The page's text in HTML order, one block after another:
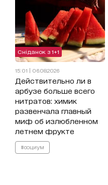
Сніданок з 1+1
15:01 | 06.08.2026
Действительно ли в
арбузе больше всего
нитратов: химик
развенчала главный
миф об излюбленном
летнем фрукте
#социум